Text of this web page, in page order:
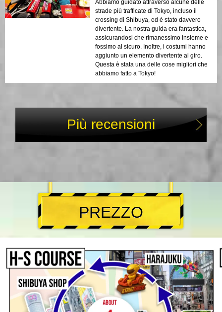
Abbiamo guidato attraverso alcune delle
strade più trafficate di Tokyo, incluso il
crossing di Shibuya, ed è stato davvero
divertente. La nostra guida era fantastica,
assicurandosi che rimanessimo insieme e
fossimo al sicuro. Inoltre, i costumi hanno
aggiunto un elemento divertente al giro.
Questa è stata una delle cose migliori che
abbiamo fatto a Tokyo!
Più recensioni
PREZZO